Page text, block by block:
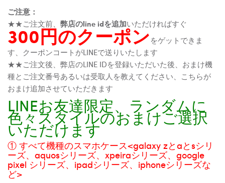
ご注意：
★★ご注文前、 弊店のline idを追加いただければすぐ
300円のクーポンをゲットできま
す、クーポンコートがLINEで送りいたします
★★ご注文後、弊店のLINE IDを登録いただいた後、おまけ機
種とご注文番号あるいは受取人を教えてください、こちらが
おまけ追加させていただきます
LINEお友達限定、ランダムに
色々スタイルのおまけご選択
いただけます
① すべて機種のスマホケース<galaxy zとaとsシリ
ーズ、aquosシリーズ、xpeiraシリーズ、google
pixel シリーズ、ipadシリーズ、iphoneシリーズな
ど>